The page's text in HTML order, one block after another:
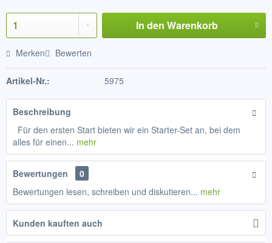
In den Warenkorb
Merken Bewerten
Artikel-Nr.: 5975
Beschreibung
Für den ersten Start bieten wir ein Starter-Set an, bei dem
alles für einen... mehr
Bewertungen
0
Bewertungen lesen, schreiben und diskutieren... mehr
Kunden kauften auch